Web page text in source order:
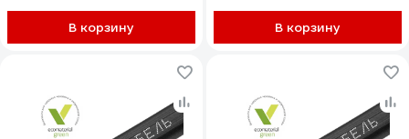
В корзину В корзину